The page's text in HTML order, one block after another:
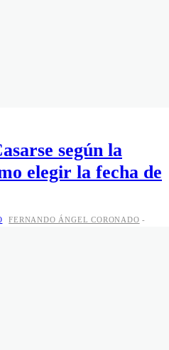
según la
elegir la fecha de
FERNANDO ÁNGEL CORONADO -